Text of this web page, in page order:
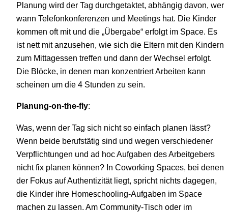
Planung wird der Tag durchgetaktet, abhängig davon, wer
wann Telefonkonferenzen und Meetings hat. Die Kinder
kommen oft mit und die „Übergabe“ erfolgt im Space. Es
ist nett mit anzusehen, wie sich die Eltern mit den Kindern
zum Mittagessen treffen und dann der Wechsel erfolgt.
Die Blöcke, in denen man konzentriert Arbeiten kann
scheinen um die 4 Stunden zu sein.
Planung-on-the-fly:
Was, wenn der Tag sich nicht so einfach planen lässt?
Wenn beide berufstätig sind und wegen verschiedener
Verpflichtungen und ad hoc Aufgaben des Arbeitgebers
nicht fix planen können? In Coworking Spaces, bei denen
der Fokus auf Authentizität liegt, spricht nichts dagegen,
die Kinder ihre Homeschooling-Aufgaben im Space
machen zu lassen. Am Community-Tisch oder im